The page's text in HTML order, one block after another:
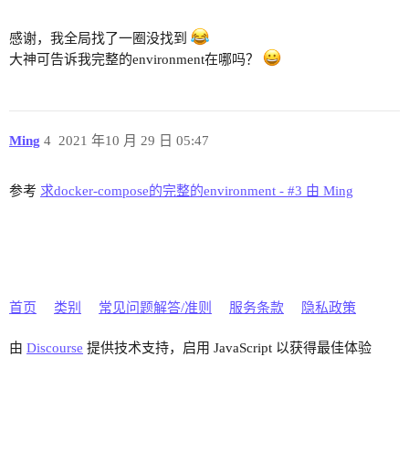
感谢，我全局找了一圈没找到
大神可告诉我完整的environment在哪吗？
Ming 2021 年10 月 29 日 05:47
4
参考 求docker-compose的完整的environment - #3 由 Ming
首页 类别 常见问题解答/准则 服务条款 隐私政策
由 Discourse 提供技术支持，启用 JavaScript 以获得最佳体验